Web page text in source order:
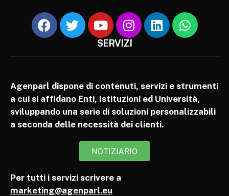
SERVIZI
Agenparl dispone di contenuti, servizi e strumenti
a cui si affidano Enti, Istituzioni ed Università,
sviluppando una serie di soluzioni personalizzabili
a seconda delle necessità dei clienti.
NOTIZIARIO
Per tutti i servizi scrivere a
marketing@agenparl.eu